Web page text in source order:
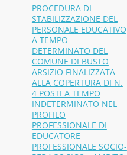
PROCEDURA DI
STABILIZZAZIONE DEL
PERSONALE EDUCATIVO
A TEMPO
DETERMINATO DEL
COMUNE DI BUSTO
ARSIZIO FINALIZZATA
ALLA COPERTURA DI N.
4 POSTI A TEMPO
INDETERMINATO NEL
PROFILO
PROFESSIONALE DI
EDUCATORE
PROFESSIONALE SOCIO-